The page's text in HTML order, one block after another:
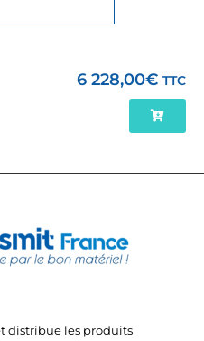
6 228,00€ TTC
distribue les produits